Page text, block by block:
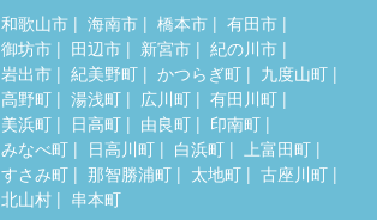
和歌山市 海南市 橋本市
有田市
御坊市
田辺市 新宮市
紀の川市
岩出市
紀美野町 かつらぎ町
九度山町
高野町
湯浅町 広川町
有田川町
美浜町
日高町 由良町
印南町
みなべ町
日高川町 白浜町
上富田町
すさみ町
那智勝浦町 太地町
古座川町
北山村
串本町